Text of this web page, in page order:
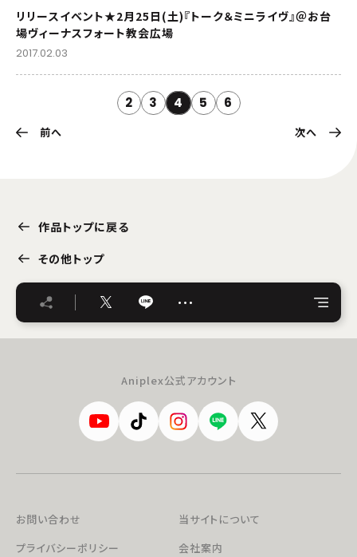
リリースイベント★2月25日(土)『トーク＆ミニライヴ』＠お台
場ヴィーナスフォート教会広場
2017.02.03
2 3 4 5 6
前へ 次へ
作品トップに戻る
その他トップ
…
Aniplex公式アカウント
お問い合わせ
当サイトについて
プライバシーポリシー
会社案内